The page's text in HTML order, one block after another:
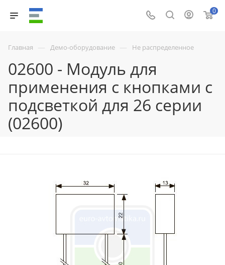
0
Главная — Демо-оборудование — Не распределенное
02600 - Mодуль для
применения с кнопками с
подсветкой для 26 серии
(02600)